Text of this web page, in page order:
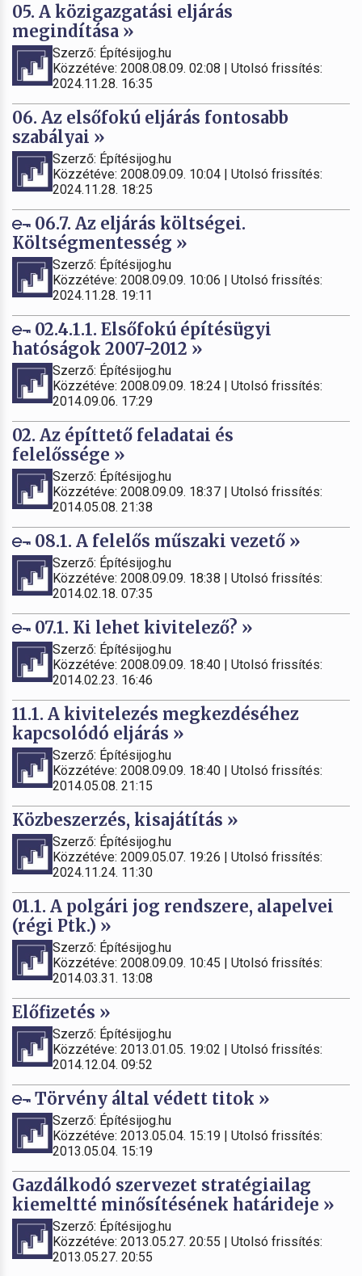
05. A közigazgatási eljárás
megindítása »
Szerző: Építésijog.hu
Közzétéve: 2008.08.09. 02:08 | Utolsó frissítés:
2024.11.28. 16:35
06. Az elsőfokú eljárás fontosabb
szabályai »
Szerző: Építésijog.hu
Közzétéve: 2008.09.09. 10:04 | Utolsó frissítés:
2024.11.28. 18:25
06.7. Az eljárás költségei.
Költségmentesség »
Szerző: Építésijog.hu
Közzétéve: 2008.09.09. 10:06 | Utolsó frissítés:
2024.11.28. 19:11
02.4.1.1. Elsőfokú építésügyi
hatóságok 2007-2012 »
Szerző: Építésijog.hu
Közzétéve: 2008.09.09. 18:24 | Utolsó frissítés:
2014.09.06. 17:29
02. Az építtető feladatai és
felelőssége »
Szerző: Építésijog.hu
Közzétéve: 2008.09.09. 18:37 | Utolsó frissítés:
2014.05.08. 21:38
08.1. A felelős műszaki vezető »
Szerző: Építésijog.hu
Közzétéve: 2008.09.09. 18:38 | Utolsó frissítés:
2014.02.18. 07:35
07.1. Ki lehet kivitelező? »
Szerző: Építésijog.hu
Közzétéve: 2008.09.09. 18:40 | Utolsó frissítés:
2014.02.23. 16:46
11.1. A kivitelezés megkezdéséhez
kapcsolódó eljárás »
Szerző: Építésijog.hu
Közzétéve: 2008.09.09. 18:40 | Utolsó frissítés:
2014.05.08. 21:15
Közbeszerzés, kisajátítás »
Szerző: Építésijog.hu
Közzétéve: 2009.05.07. 19:26 | Utolsó frissítés:
2024.11.24. 11:30
01.1. A polgári jog rendszere, alapelvei
(régi Ptk.) »
Szerző: Építésijog.hu
Közzétéve: 2008.09.09. 10:45 | Utolsó frissítés:
2014.03.31. 13:08
Előfizetés »
Szerző: Építésijog.hu
Közzétéve: 2013.01.05. 19:02 | Utolsó frissítés:
2014.12.04. 09:52
Törvény által védett titok »
Szerző: Építésijog.hu
Közzétéve: 2013.05.04. 15:19 | Utolsó frissítés:
2013.05.04. 15:19
Gazdálkodó szervezet stratégiailag
kiemeltté minősítésének határideje »
Szerző: Építésijog.hu
Közzétéve: 2013.05.27. 20:55 | Utolsó frissítés:
2013.05.27. 20:55